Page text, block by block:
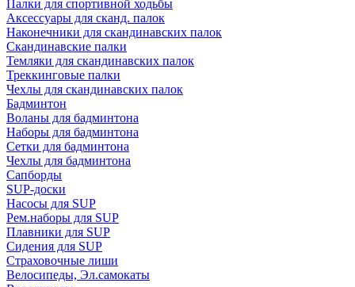
Палки для спортивной ходьбы
Аксессуары для сканд. палок
Наконечники для скандинавских палок
Скандинавские палки
Темляки для скандинавских палок
Треккинговые палки
Чехлы для скандинавских палок
Бадминтон
Воланы для бадминтона
Наборы для бадминтона
Сетки для бадминтона
Чехлы для бадминтона
Сапборды
SUP-доски
Насосы для SUP
Рем.наборы для SUP
Плавники для SUP
Сидения для SUP
Страховочные лиши
Велосипеды, Эл.самокаты